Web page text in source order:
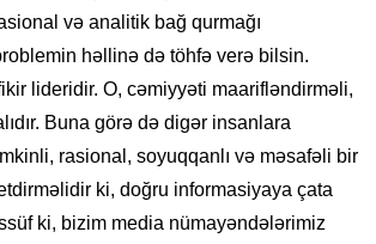
və analitik bağ qurmağı
həllinə də töhfə verə bilsin.
lideridir. O, cəmiyyəti maarifləndirməli,
Buna görə də digər insanlara
rasional, soyuqqanlı və məsafəli bir
ki, doğru informasiyaya çata
ki, bizim media nümayəndələrimiz